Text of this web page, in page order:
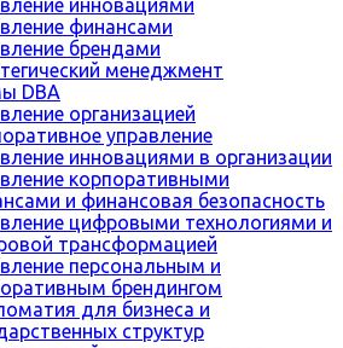
инновациями
финансами
брендами
менеджмент
DBA
организацией
управление
инновациями в организации
корпоративными
и финансовая безопасность
цифровыми технологиями и
трансформацией
персональным и
брендингом
для бизнеса и
структур